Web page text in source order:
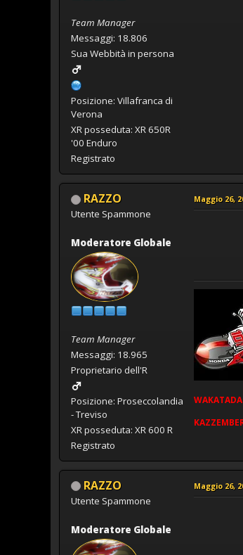
Team Manager
Messaggi: 18.806
Sua Webbità in persona
Posizione: Villafranca di
Verona
XR posseduta: XR 650R
'00 Enduro
Registrato
RAZZO
Utente Spammone
Moderatore Globale
Team Manager
Messaggi: 18.965
Proprietario dell'R
Posizione: Proseccolandia
- Treviso
XR posseduta: XR 600 R
Registrato
Maggio 26,
RAZZO
Utente Spammone
Moderatore Globale
Maggio 26,